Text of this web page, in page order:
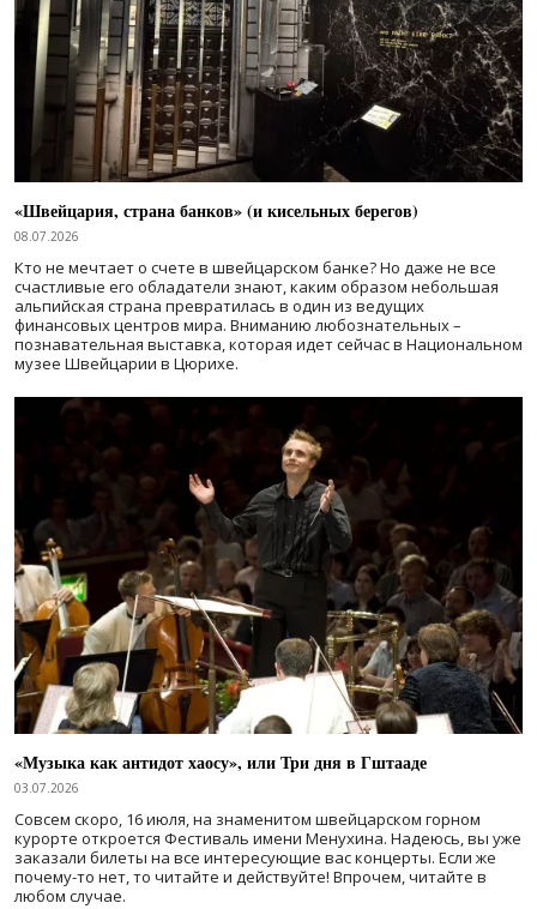
«Швейцария, страна банков» (и кисельных берегов)
08.07.2026
Кто не мечтает о счете в швейцарском банке? Но даже не все
счастливые его обладатели знают, каким образом небольшая
альпийская страна превратилась в один из ведущих
финансовых центров мира. Вниманию любознательных –
познавательная выставка, которая идет сейчас в Национальном
музее Швейцарии в Цюрихе.
«Музыка как антидот хаосу», или Три дня в Гштааде
03.07.2026
Совсем скоро, 16 июля, на знаменитом швейцарском горном
курорте откроется Фестиваль имени Менухина. Надеюсь, вы уже
заказали билеты на все интересующие вас концерты. Если же
почему-то нет, то читайте и действуйте! Впрочем, читайте в
любом случае.